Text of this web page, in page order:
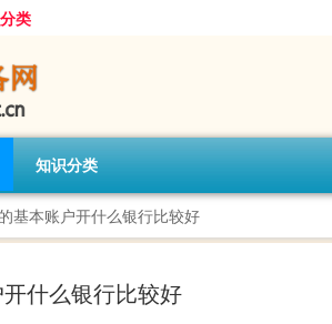
类
知识分类
基本账户开什么银行比较好
什么银行比较好